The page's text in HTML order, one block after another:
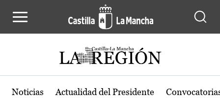
Actualidad de la región de Castilla-
Noticias Actualidad del Presidente